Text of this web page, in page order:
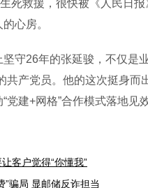
救援，很快被《人民日报
心房。
26年的张延骏，不仅是业
共产党员。他的这次挺身而
党建+网格”合作模式落地见
客户觉得“你懂我”
”骗局 显邮储反诈担当